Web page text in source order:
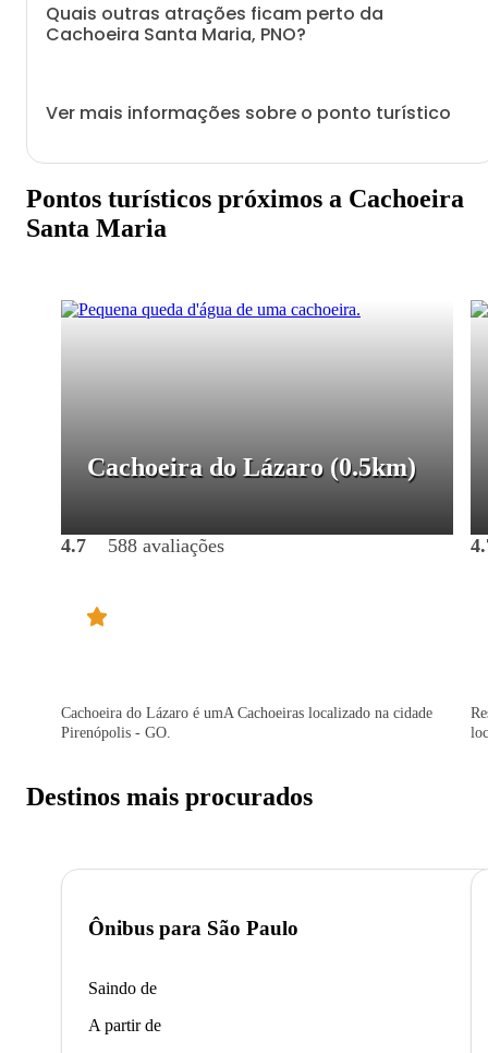
Quais outras atrações ficam perto da
Cachoeira Santa Maria, PNO?
Ver mais informações sobre o ponto turístico
Pontos turísticos próximos a Cachoeira
Santa Maria
Cachoeira do Lázaro (0.5km)
4.7 588 avaliações
Cachoeira do Lázaro é umA Cachoeiras localizado na cidade
Pirenópolis - GO.
Destinos mais procurados
Ônibus para São Paulo
Saindo de
A partir de